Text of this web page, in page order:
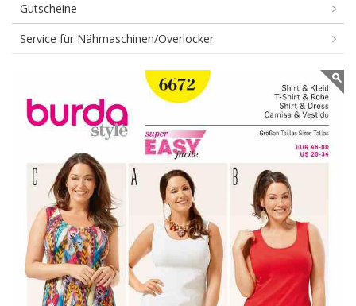
Gutscheine
Service für Nähmaschinen/Overlocker